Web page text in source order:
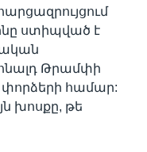
ստիպված է
Թրամփի
փորձերի համար:
խոսքը, թե